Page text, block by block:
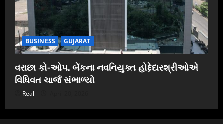
BUSINESS GUJARAT
વરાછા કો-ઓપ. બેંકના નવનિયુક્ત હોદ્દેદારશ્રીઓએ
વિધિવત ચાર્જ સંભાળ્યો
Real